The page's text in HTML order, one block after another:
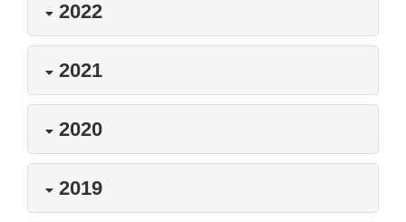
2022
2021
2020
2019